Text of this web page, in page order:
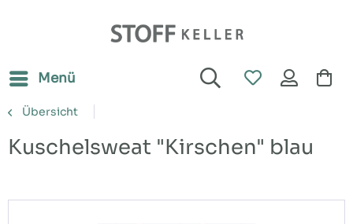
Menü
Übersicht
Kuschelsweat "Kirschen" blau